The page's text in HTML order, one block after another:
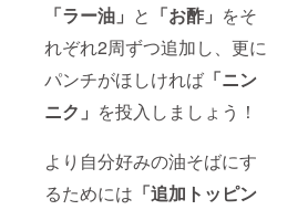
「ラー油」 と 「お酢」 をそ
れぞれ2周ずつ追加し、更に
パンチがほしければ 「ニン
ニク」 を投入しましょう！
より自分好みの油そばにす
るためには 「追加トッピン